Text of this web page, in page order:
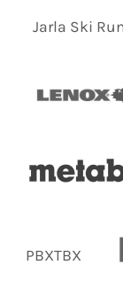
Jarla Ski
PBXTBX